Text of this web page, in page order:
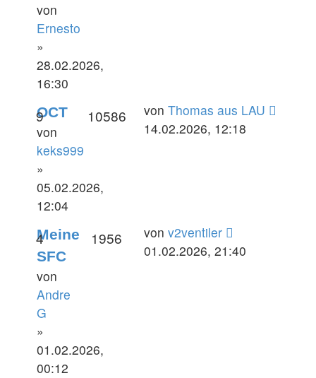
von
Ernesto
»
28.02.2026,
16:30
OCT
von
keks999
»
05.02.2026,
12:04
9Antworten10586Zugriffe
Letzter
Beitrag
von Thomas aus LAU
14.02.2026, 12:18
Meine
SFC
von
Andre
G
»
01.02.2026,
00:12
4Antworten1956 Zugriffe
Letzter
Beitrag
von v2ventiler
01.02.2026, 21:40